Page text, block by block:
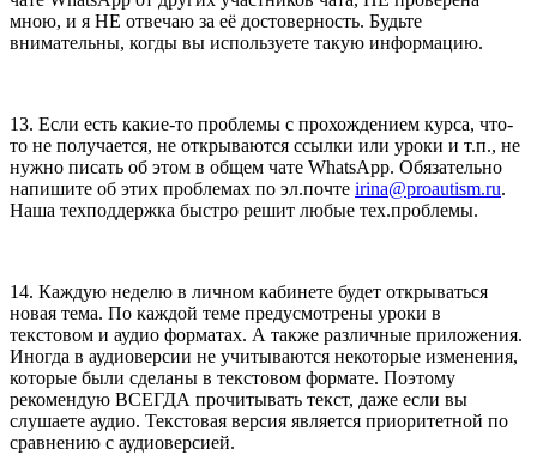
мною, и я НЕ отвечаю за её достоверность. Будьте
внимательны, когды вы используете такую информацию.
13. Если есть какие-то проблемы с прохождением курса, что-
то не получается, не открываются ссылки или уроки и т.п., не
нужно писать об этом в общем чате WhatsApp. Обязательно
напишите об этих проблемах по эл.почте irina@proautism.ru.
Наша техподдержка быстро решит любые тех.проблемы.
14. Каждую неделю в личном кабинете будет открываться
новая тема. По каждой теме предусмотрены уроки в
текстовом и аудио форматах. А также различные приложения.
Иногда в аудиоверсии не учитываются некоторые изменения,
которые были сделаны в текстовом формате. Поэтому
рекомендую ВСЕГДА прочитывать текст, даже если вы
слушаете аудио. Текстовая версия является приоритетной по
сравнению с аудиоверсией.